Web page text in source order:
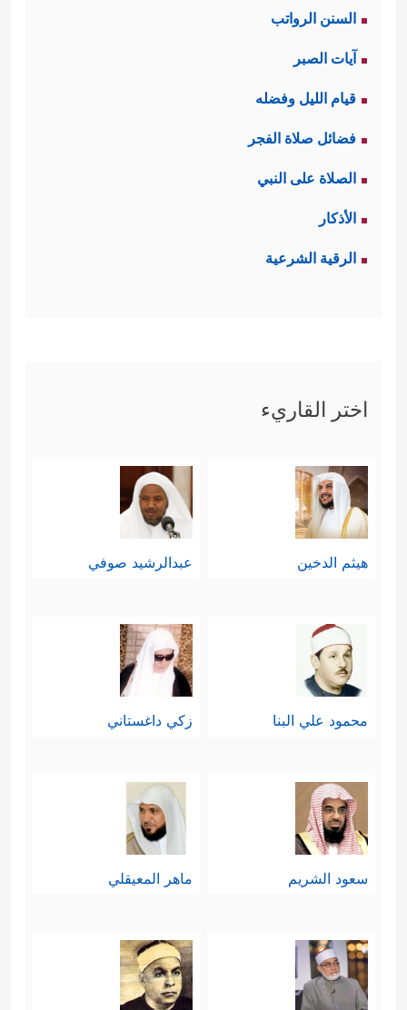
السنن الرواتب
آيات الصبر
قيام الليل وفضله
فضائل صلاة الفجر
الصلاة على النبي
الأذكار
الرقية الشرعية
اختر القاريء
هيثم الدخين عبدالرشيد صوفي
محمود علي البنا زكي داغستاني
سعود الشريم ماهر المعيقلي